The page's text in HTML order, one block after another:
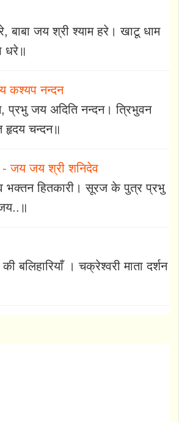
बाबा जय श्री श्याम हरे। खाटू धाम
धरे॥
कश्यप नन्दन
जय अदिति नन्दन। त्रिभुवन
हृदय चन्दन॥
- जय जय श्री शनिदेव
भक्तन हितकारी। सूरज के पुत्र प्रभु
की बलिहारियाँ । चक्रेश्वरी माता दर्शन